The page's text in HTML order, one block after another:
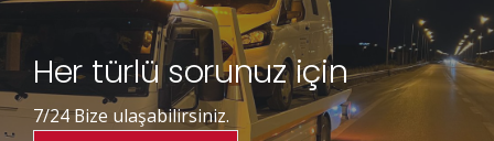
Her türlü sorunuz için
7/24 Bize ulaşabilirsiniz.